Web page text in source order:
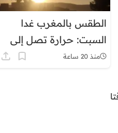
مؤقتا
الطقس بالمغرب غدا
السبت: حرارة تصل إلى
45 درجة وزخات رعديةمنذ 20 ساعة